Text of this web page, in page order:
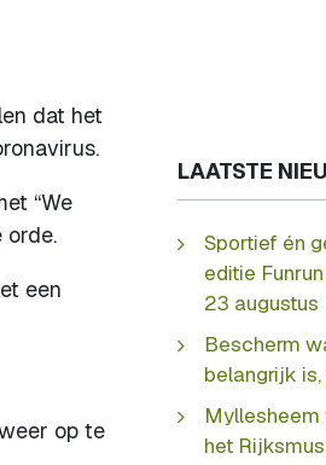
dat het
“We
orde.
een
op te
LAATSTE
Sportief én
editie
23 augustus
Bescherm
belangrijk
Myllesheem
het